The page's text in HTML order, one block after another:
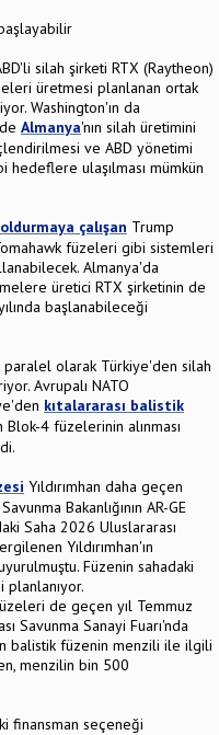
silah şirketi RTX (Raytheon)
üretmesi planlanan ortak
Washington'ın da
Almanya'nın silah üretimini
ve ABD yönetimi
hedeflere ulaşılması mümkün
çalışan Trump
füzeleri gibi sistemleri
Almanya'da
üretici RTX şirketinin de
başlanabileceği
olarak Türkiye'den silah
Avrupalı NATO
kıtalararası balistik
4 füzelerinin alınması
Yıldırımhan daha geçen
Bakanlığının AR-GE
Saha 2026 Uluslararası
Yıldırımhan'ın
Füzenin sahadaki
de geçen yıl Temmuz
Savunma Sanayi Fuarı'nda
balistik füzenin menzili ile ilgili
menzilin bin 500
finansman seçeneği